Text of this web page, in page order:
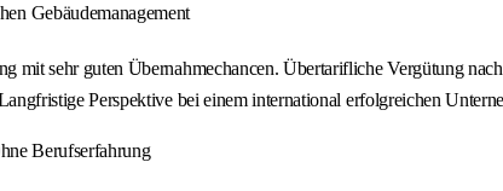
Gebäudemanagement
mit sehr guten Übernahmechancen. Übertarifliche Vergütung
Perspektive bei einem international erfolgreichen
Berufserfahrung